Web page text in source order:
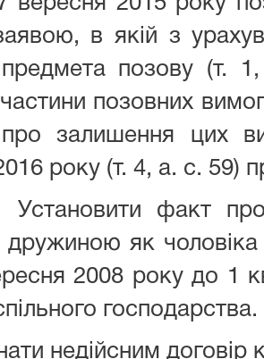
в якій з
позову (т.
позовних
залишення цих
року (т. 4, а. с. 59)
Установити факт
як чоловіка
2008 року до 1
господарства.
недійсним договір